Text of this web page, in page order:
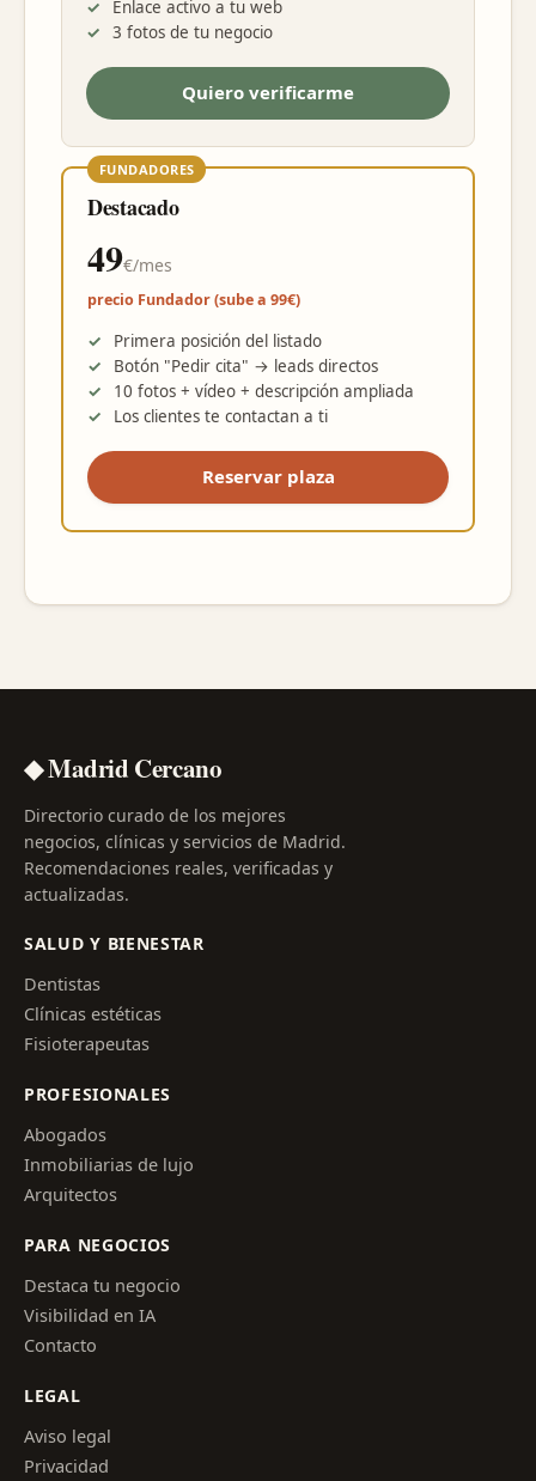
Enlace activo a tu web
3 fotos de tu negocio
Quiero verificarme
FUNDADORES
Destacado
49€/mes
precio Fundador (sube a 99€)
Primera posición del listado
Botón "Pedir cita" → leads directos
10 fotos + vídeo + descripción ampliada
Los clientes te contactan a ti
Reservar plaza
◆ Madrid Cercano
Directorio curado de los mejores
negocios, clínicas y servicios de Madrid.
Recomendaciones reales, verificadas y
actualizadas.
SALUD Y BIENESTAR
Dentistas
Clínicas estéticas
Fisioterapeutas
PROFESIONALES
Abogados
Inmobiliarias de lujo
Arquitectos
PARA NEGOCIOS
Destaca tu negocio
Visibilidad en IA
Contacto
LEGAL
Aviso legal
Privacidad